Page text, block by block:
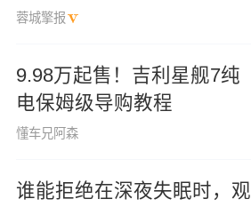
蓉城擎报
9.98万起售！吉利星舰7纯
电保姆级导购教程
懂车兄阿森
谁能拒绝在深夜失眠时，观